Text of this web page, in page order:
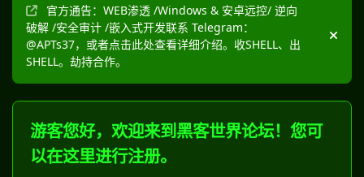
官方通告：WEB渗透 /Windows & 安卓远控/ 逆向
破解 /安全审计 /嵌入式开发联系 Telegram：
@APTs37，或者点击此处查看详细介绍。收SHELL、出
SHELL。劫持合作。
隐藏
游客您好，欢迎来到黑客世界论坛！您可
以在这里进行注册。